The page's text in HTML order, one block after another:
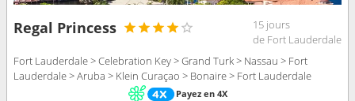
Regal Princess
15 jours
de Fort Lauderdale
Fort Lauderdale > Celebration Key > Grand Turk > Nassau > Fort
Lauderdale > Aruba > Klein Curaçao > Bonaire > Fort Lauderdale
Payez en 4X